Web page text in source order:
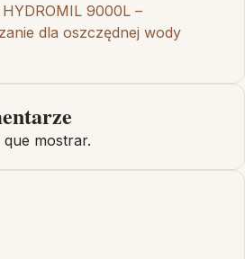
9000L –
dla oszczędnej wody
mostrar.